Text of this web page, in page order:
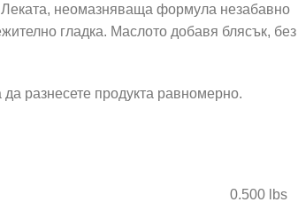
Леката, неомазняваща формула незабавно
гладка. Маслото добавя блясък, без
разнесете продукта равномерно.
0.500 lbs